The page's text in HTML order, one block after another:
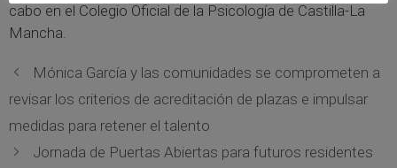
cabo en el Colegio Oficial de la Psicología de Castilla-La
Mancha.
Mónica García y las comunidades se comprometen a
revisar los criterios de acreditación de plazas e impulsar
medidas para retener el talento
Jornada de Puertas Abiertas para futuros residentes